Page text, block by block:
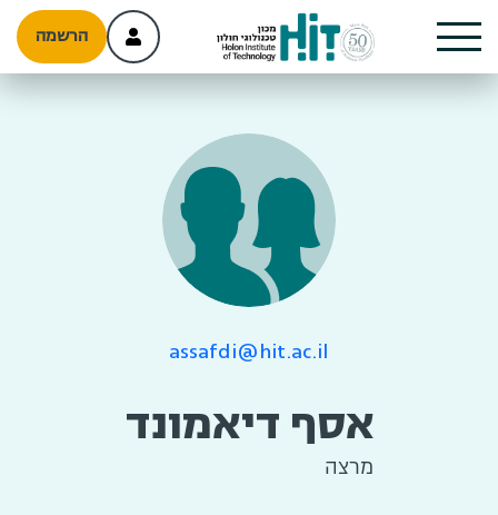
הרשמה
assafdi@hit.ac.il
אסף דיאמונד
מרצה